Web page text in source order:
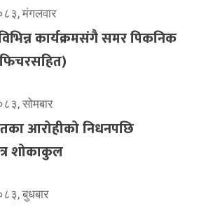
मंगलवार
कार्यक्रमसंगै समर पिकनिक
सोमबार
आरोहीको निधनपछि
शोकाकुल
बुधबार